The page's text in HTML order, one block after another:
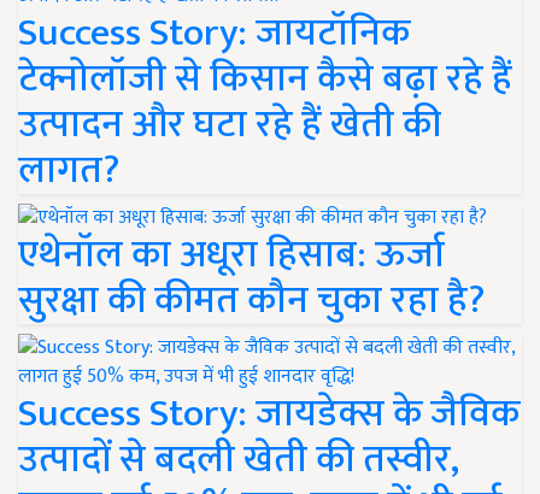
Success Story: जायटॉनिक
टेक्नोलॉजी से किसान कैसे बढ़ा रहे हैं
उत्पादन और घटा रहे हैं खेती की
लागत?
एथेनॉल का अधूरा हिसाब: ऊर्जा
सुरक्षा की कीमत कौन चुका रहा है?
Success Story: जायडेक्स के जैविक
उत्पादों से बदली खेती की तस्वीर,